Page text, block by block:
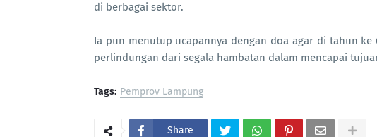
di berbagai sektor.
Ia pun menutup ucapannya dengan doa agar di tahun
perlindungan dari segala hambatan dalam mencapai
Tags: Pemprov Lampung
Share